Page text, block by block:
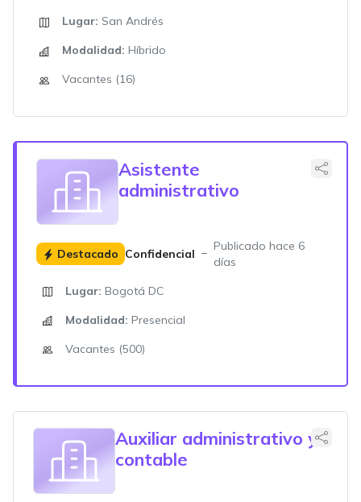
Lugar: San Andrés
Modalidad: Híbrido
Vacantes (16)
Asistente
administrativo
Destacado Confidencial
Publicado hace 6
días
Lugar: Bogotá DC
Modalidad: Presencial
Vacantes (500)
Auxiliar administrativo y
contable